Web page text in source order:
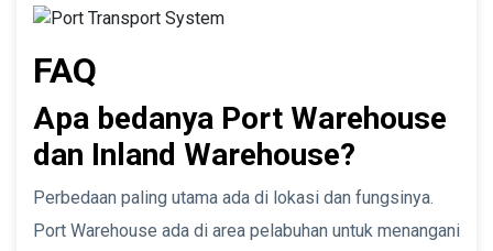
FAQ
Apa bedanya Port Warehouse
dan Inland Warehouse?
Perbedaan paling utama ada di lokasi dan fungsinya.
Port Warehouse ada di area pelabuhan untuk menangani